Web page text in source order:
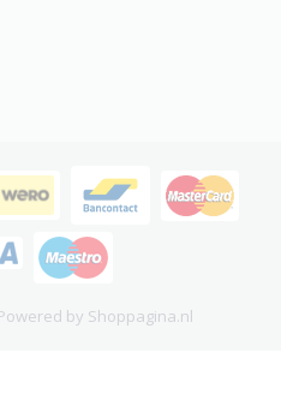
by Shoppagina.nl